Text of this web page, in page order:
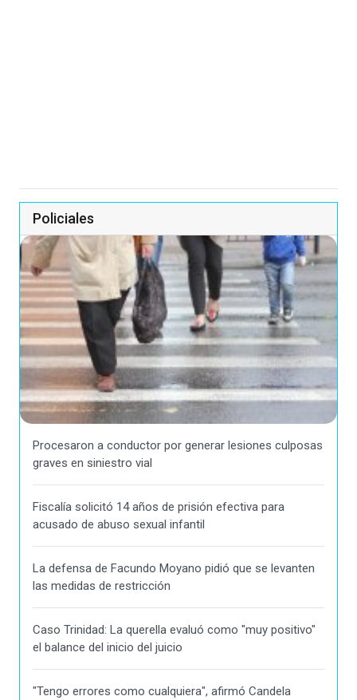
Policiales
Procesaron a conductor por generar lesiones culposas
graves en siniestro vial
Fiscalía solicitó 14 años de prisión efectiva para
acusado de abuso sexual infantil
La defensa de Facundo Moyano pidió que se levanten
las medidas de restricción
Caso Trinidad: La querella evaluó como "muy positivo"
el balance del inicio del juicio
"Tengo errores como cualquiera", afirmó Candela